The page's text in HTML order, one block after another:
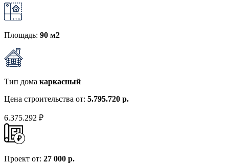
Площадь: 90 м2
Тип дома каркасный
Цена строительства от: 5.795.720 р.
6.375.292 ₽
Проект от: 27 000 р.